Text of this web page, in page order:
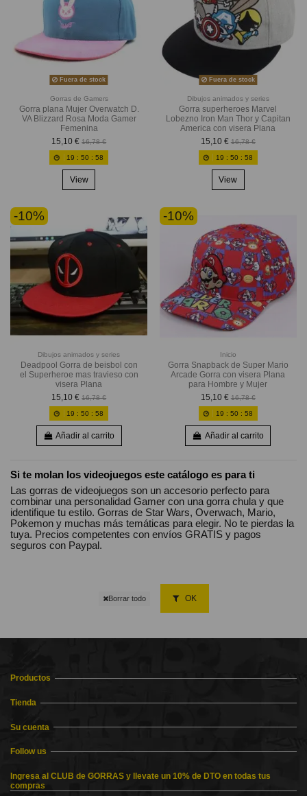
Fuera de stock
Gorras de Gamers
Gorra plana Mujer Overwatch D.
VA Blizzard Rosa Moda Gamer
Femenina
15,10 € 16,78 €
19 :50 :56
View
Fuera de stock
Dibujos animados y series
Gorra superheroes Marvel
Lobezno Iron Man Thor y Capitan
America con visera Plana
15,10 € 16,78 €
19 : 50 : 56
View
-10%
Dibujos animados y series
Deadpool Gorra de beisbol con
el Superheroe mas travieso con
visera Plana
15,10 € 16,78 €
19 :50 :56
Añadir al carrito
-10%
Inicio
Gorra Snapback de Super Mario
Arcade Gorra con visera Plana
para Hombre y Mujer
15,10 € 16,78 €
19 : 50 : 56
Añadir al carrito
Si te molan los videojuegos este catálogo es para ti
Las gorras de videojuegos son un accesorio perfecto para
combinar una personalidad Gamer con una gorra chula y que
identifique tu estilo. Gorras de Star Wars, Overwach, Mario,
Pokemon y muchas más temáticas para elegir. No te pierdas la
tuya. Precios competentes con envíos GRATIS y pagos
seguros con Paypal.
Borrar todo OK
Productos
Tienda
Su cuenta
Follow us
Ingresa al CLUB de GORRAS y llevate un 10% de DTO en todas tus
compras